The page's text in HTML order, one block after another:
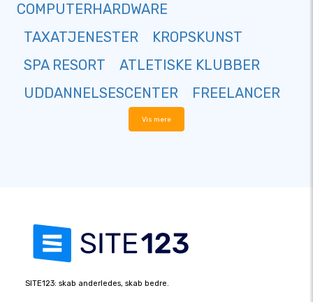
COMPUTERHARDWARE
TAXATJENESTER
KROPSKUNST
SPA RESORT
ATLETISKE KLUBBER
UDDANNELSESCENTER
FREELANCER
Vis mere
SITE123: skab anderledes, skab bedre.